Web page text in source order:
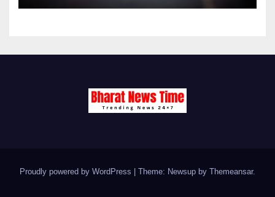
Proudly powered by WordPress Theme: Newsup by Themeansar.